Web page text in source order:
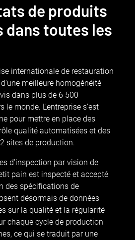
de produits
dans toutes les
internationale de restauration
meilleure homogénéité
dans plus de 6 500
le monde. L'entreprise s'est
pour mettre en place des
qualité automatisées et des
sites de production.
d'inspection par vision de
pain est inspecté et accepté
des spécifications de
désormais de données
sur la qualité et la régularité
chaque cycle de production
ce qui se traduit par une